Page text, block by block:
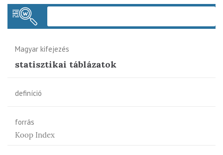
Magyar kifejezés
statisztikai táblázatok
definíció
forrás
Koop Index